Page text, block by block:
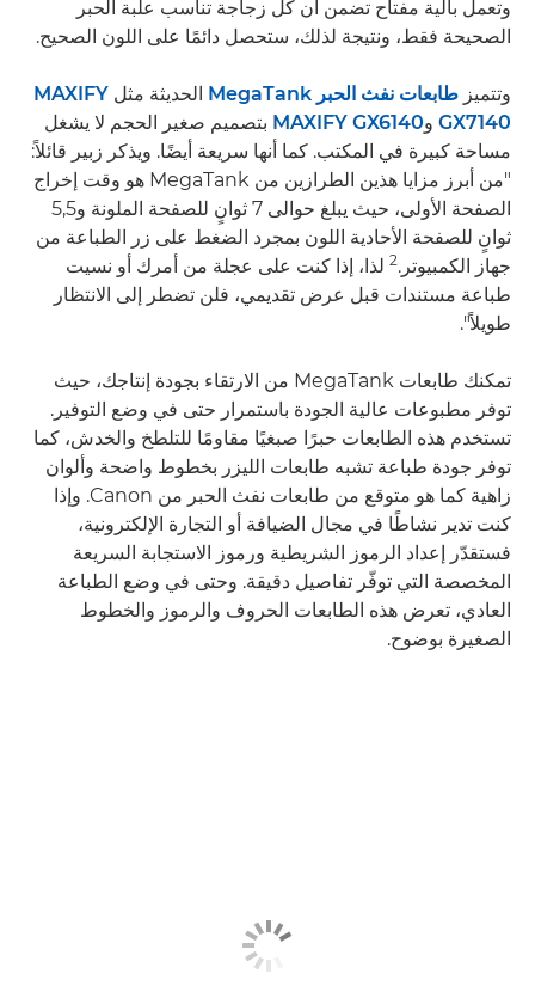
وتعمل بآلية مفتاح تضمن أن كل زجاجة تناسب علبة الحبر
الصحيحة فقط، ونتيجة لذلك، ستحصل دائمًا على اللون الصحيح.
وتتميز طابعات نفث الحبر MegaTank الحديثة مثل MAXIFY
GX7140 وMAXIFY GX6140 بتصميم صغير الحجم لا يشغل
مساحة كبيرة في المكتب. كما أنها سريعة أيضًا. ويذكر زبير قائلاً:
"من أبرز مزايا هذين الطرازين من MegaTank هو وقت إخراج
الصفحة الأولى، حيث يبلغ حوالى 7 ثوانٍ للصفحة الملونة و5,5
ثوانٍ للصفحة الأحادية اللون بمجرد الضغط على زر الطباعة من
جهاز الكمبيوتر.2 لذا، إذا كنت على عجلة من أمرك أو نسيت
طباعة مستندات قبل عرض تقديمي، فلن تضطر إلى الانتظار
طويلاً".
تمكنك طابعات MegaTank من الارتقاء بجودة إنتاجك، حيث
توفر مطبوعات عالية الجودة باستمرار حتى في وضع التوفير.
تستخدم هذه الطابعات حبرًا صبغيًا مقاومًا للتلطخ والخدش، كما
توفر جودة طباعة تشبه طابعات الليزر بخطوط واضحة وألوان
زاهية كما هو متوقع من طابعات نفث الحبر من Canon. وإذا
كنت تدير نشاطًا في مجال الضيافة أو التجارة الإلكترونية،
فستقدّر إعداد الرموز الشريطية ورموز الاستجابة السريعة
المخصصة التي توفّر تفاصيل دقيقة. وحتى في وضع الطباعة
العادي، تعرض هذه الطابعات الحروف والرموز والخطوط
الصغيرة بوضوح.